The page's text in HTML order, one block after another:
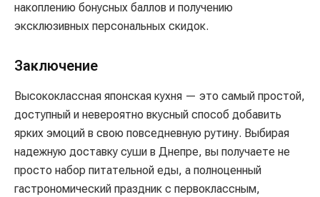
накоплению бонусных баллов и получению
эксклюзивных персональных скидок.
Заключение
Высококлассная японская кухня — это самый простой,
доступный и невероятно вкусный способ добавить
ярких эмоций в свою повседневную рутину. Выбирая
надежную доставку суши в Днепре, вы получаете не
просто набор питательной еды, а полноценный
гастрономический праздник с первоклассным,